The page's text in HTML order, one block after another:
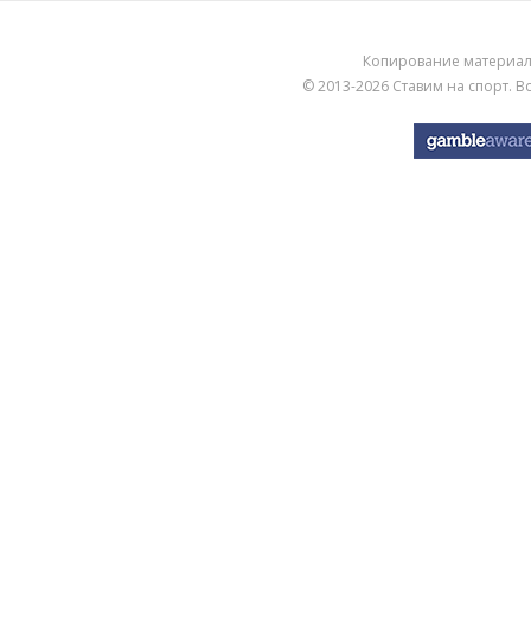
Копирование
© 2013-2026 Ставим на спорт.